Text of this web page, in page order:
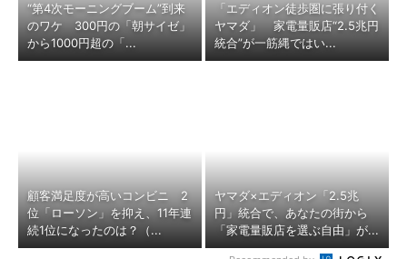
“第4次モーニングブーム”到来
のワケ 300円の「朝サイゼ」
から1000円超の「...
「エディオン徒歩圏に張り付く
ヤマダ」 家電量販店“2.5兆円
統合”が一筋縄ではい...
顧客満足度が高いコンビニ 2
位「ローソン」を抑え、11年連
続1位になったのは？（...
ヤマダ×エディオン「2.5兆
円」統合で、あなたの街から
「家電量販店を選ぶ自由」が...